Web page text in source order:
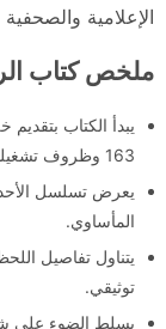
الإعلامية
ملخص كتاب الرحلة 163
يبدأ الكتاب
163 وظروف تشغيلها.
يعرض تسلسل
المأساوي.
يتناول تفاصيل
توثيقي.
يسلط الضوء على